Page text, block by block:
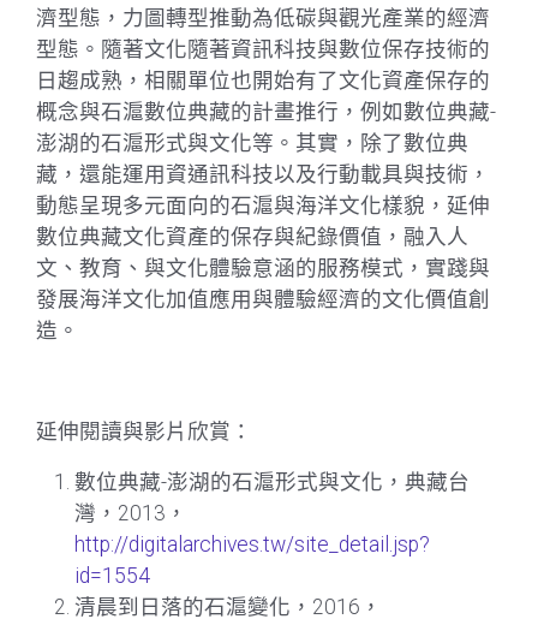
濟型態，力圖轉型推動為低碳與觀光產業的經濟
型態。隨著文化隨著資訊科技與數位保存技術的
日趨成熟，相關單位也開始有了文化資產保存的
概念與石滬數位典藏的計畫推行，例如數位典藏-
澎湖的石滬形式與文化等。其實，除了數位典
藏，還能運用資通訊科技以及行動載具與技術，
動態呈現多元面向的石滬與海洋文化樣貌，延伸
數位典藏文化資產的保存與紀錄價值，融入人
文、教育、與文化體驗意涵的服務模式，實踐與
發展海洋文化加值應用與體驗經濟的文化價值創
造。
延伸閱讀與影片欣賞：
數位典藏-澎湖的石滬形式與文化，典藏台
灣，2013，
http://digitalarchives.tw/site_detail.jsp?
id=1554
清晨到日落的石滬變化，2016，